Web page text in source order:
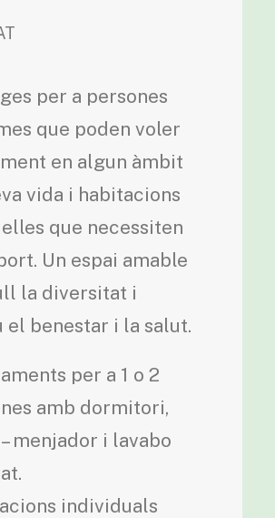
per a persones
que poden voler
en algun àmbit
vida i habitacions
que necessiten
Un espai amable
la diversitat i
el benestar i la salut.
per a 1 o 2
amb dormitori,
menjador i lavabo
individuals